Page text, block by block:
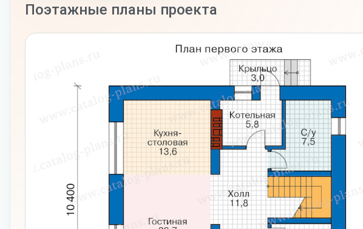
Поэтажные планы проекта